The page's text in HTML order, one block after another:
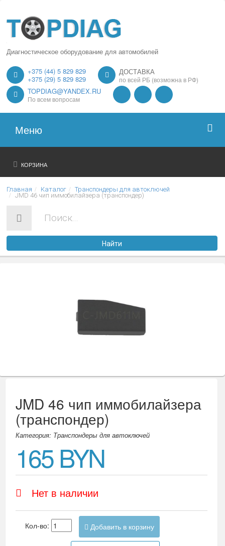
Диагностическое оборудование для автомобилей
+375 (44) 5 829 829
+375 (29) 5 829 829
ДОСТАВКА
по всей РБ (возможна в РФ)
TOPDIAG@YANDEX.RU
По всем вопросам
Меню
Главная
О нас
Оплата
КОРЗИНА
Главная Каталог
Транспондеры для автоключей
JMD 46 чип иммобилайзера (транспондер)
Найти
JMD 46 чип иммобилайзера
(транспондер)
Категория: Транспондеры для автоключей
165 BYN
Нет в наличии
Кол-во: Добавить в корзину